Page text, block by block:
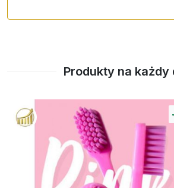
produktach i z wielu
Produkty na każdy